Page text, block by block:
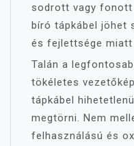
sodrott vagy fonott
bíró tápkábel jöhet
és fejlettsége miatt
Talán a
tökéletes
tápkábel
megtörni. Nem
felhasználású és